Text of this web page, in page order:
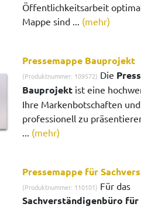
Öffentlichkeitsarbeit
Mappe sind ... (mehr)
Pressemappe Bauprojekt
(Produktnummer: 109572) Die
Bauprojektist eine
Ihre Markenbotschaften
professionell zu
... (mehr)
Pressemappe für
(Produktnummer: 110101) Für das
Sachverständigenbüro für